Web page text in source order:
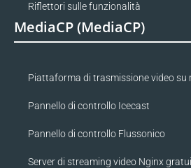
Riflettori sulle funzionalità
MediaCP (MediaCP)
Piattaforma di trasmissione video su
Pannello di controllo Icecast
Pannello di controllo Flussonico
Server di streaming video Nginx